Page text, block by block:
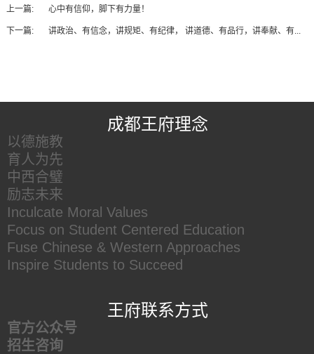
上一篇: 心中有信仰，脚下有力量！
下一篇: 讲政治、有信念，讲规矩、有纪律， 讲道德、有品行，讲奉献、有...
成都王府理念
以德施教
育人为先
中西合璧
励志未来
Inculcate Moral Values
Focus on Student Centered Education
Fuse Chinese & Western Approaches
Inspire Students to Succeed
王府联系方式
官方公众号
招生咨询